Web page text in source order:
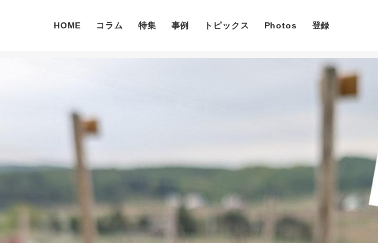
HOME コラム 特集 事例 トピックス Photos 登録